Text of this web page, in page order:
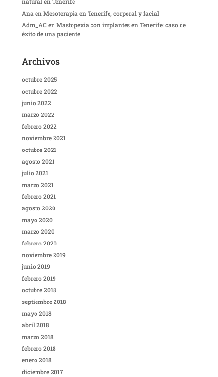
natural en Tenerife
AnaenMesoterapia en Tenerife, corporal y facial
Adm_AC enMastopexia con implantes en Tenerife: caso de
éxito de una paciente
Archivos
octubre 2025
octubre 2022
junio 2022
marzo 2022
febrero 2022
noviembre 2021
octubre 2021
agosto 2021
julio 2021
marzo 2021
febrero 2021
agosto 2020
mayo 2020
marzo 2020
febrero 2020
noviembre 2019
junio 2019
febrero 2019
octubre 2018
septiembre 2018
mayo 2018
abril 2018
marzo 2018
febrero 2018
enero 2018
diciembre 2017